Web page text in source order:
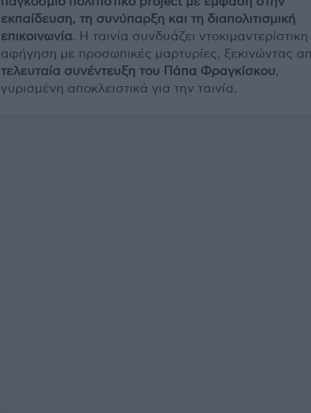
εκπαίδευση, τη συνύπαρξη και τη διαπολιτισμική
επικοινωνία. Η ταινία συνδυάζει ντοκιμαντερίστικη
αφήγηση με προσωπικές μαρτυρίες, ξεκινώντας
τελευταία συνέντευξη του Πάπα Φραγκίσκου,
γυρισμένη αποκλειστικά για την ταινία.